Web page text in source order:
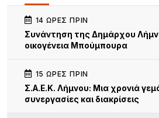
14 ΏΡΕΣ ΠΡΙΝ
Συνάντηση της Δημάρχου
οικογένεια Μπούμπουρα
15 ΏΡΕΣ ΠΡΙΝ
Σ.Α.Ε.Κ. Λήμνου: Μια χρονιά
συνεργασίες και διακρίσεις